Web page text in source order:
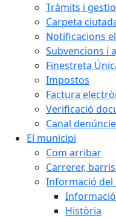
Tràmits i
Carpeta
Notificacions
Subvencions i
Finestreta
Impostos
Factura
Verificació
Canal
El municipi
Com arribar
Carrerer,
Informació del
Història